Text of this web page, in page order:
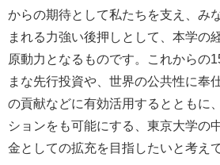
からの期待として私たちを支え、み
まれる力強い後押しとして、本学の
原動力となるものです。これからの
まな先行投資や、世界の公共性に奉
の貢献などに有効活用するとともに
ションをも可能にする、東京大学の
金としての拡充を目指したいと考え